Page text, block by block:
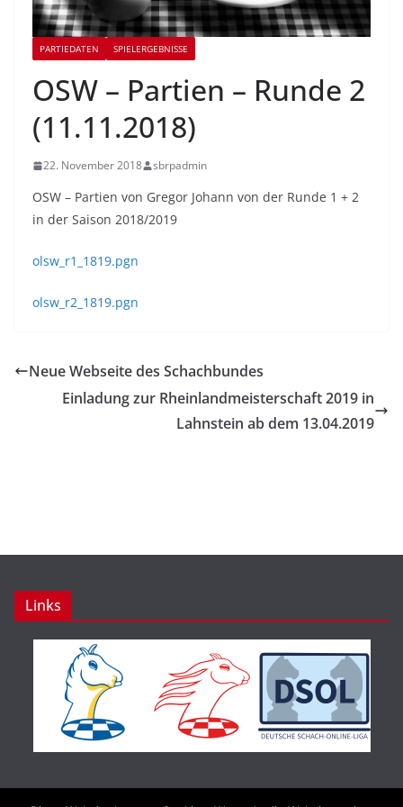
PARTIEDATEN SPIELERGEBNISSE
OSW – Partien – Runde 2
(11.11.2018)
22. November 2018 sbrpadmin
OSW – Partien von Gregor Johann von der Runde 1 + 2
in der Saison 2018/2019
olsw_r1_1819.pgn
olsw_r2_1819.pgn
Neue Webseite des Schachbundes
Einladung zur Rheinlandmeisterschaft 2019 in
Lahnstein ab dem 13.04.2019
Links